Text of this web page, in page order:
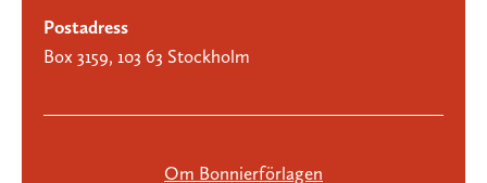
Postadress
Box 3159, 103 63 Stockholm
Om Bonnierförlagen